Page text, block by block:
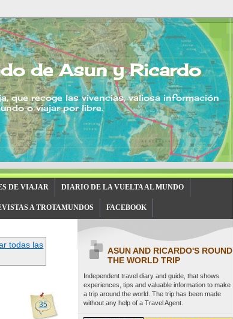
de Asun y Ricardo
que recoge las vivencias, valiosa información
o viajar por libre.
DE VIAJAR DIARIO DE LA VUELTA AL MUNDO
A TROTAMUNDOS FACEBOOK
todas las
35
ASUN AND RICARDO'S ROUND
THE WORLD TRIP
Independent travel diary and guide, that shows
experiences, tips and valuable information to make
a trip around the world. The trip has been made
without any help of a Travel Agent.